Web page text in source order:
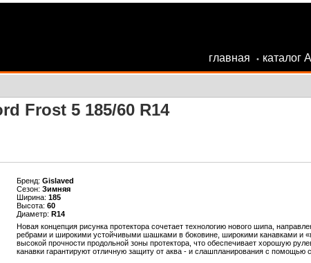
главная • каталог
Frost 5 185/60 R14
Бренд: Gislaved
Сезон: Зимняя
Ширина: 185
Высота: 60
Диаметр: R14
Новая концепция рисунка протектора сочетает технологию нового шипа,
ребрами и широкими устойчивыми шашками в боковине, широкими канавками и
высокой прочности продольной зоны протектора, что обеспечивает хорошую
канавки гарантируют отличную защиту от аква - и слашпланирования с помощью